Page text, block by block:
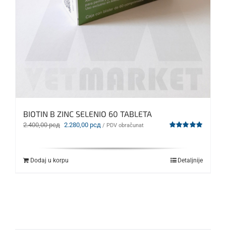
BIOTIN B ZINC SELENIO 60 TABLETA
2.400,00рсд Originalna
2.400,00 рсд.
2.280,00 рсд Trenutna
/ PDV obračunat
Dodaj u korpu Detaljnije